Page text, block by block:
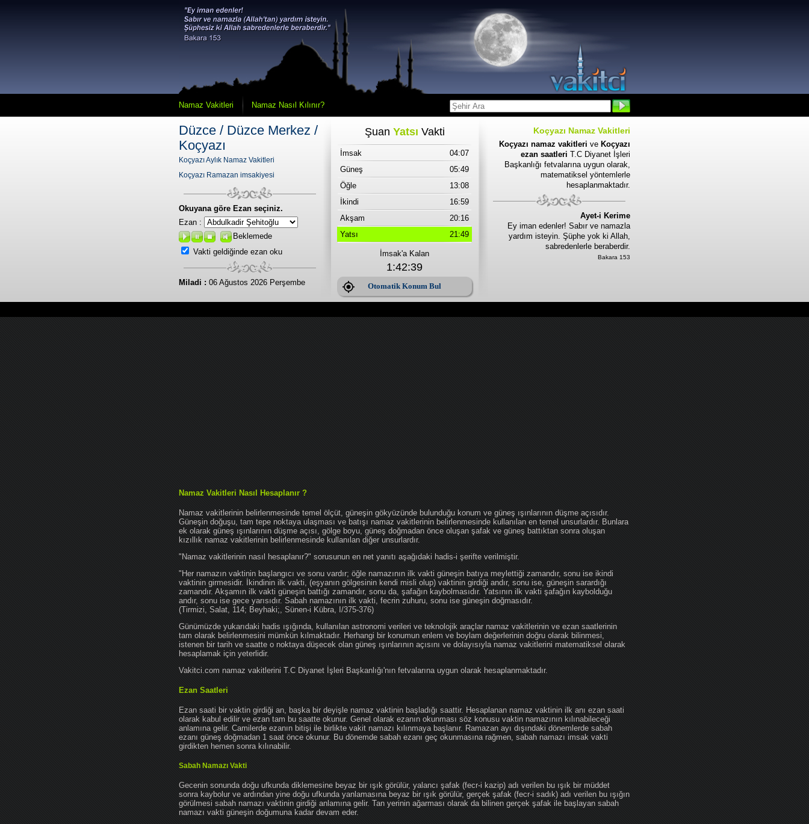
Namaz Vakitleri Namaz Nasıl Kılınır?
Düzce / Düzce Merkez /
Koçyazı
Koçyazı Aylık Namaz Vakitleri
Koçyazı Ramazan imsakiyesi
Okuyana göre Ezan seçiniz.
Ezan :
Beklemede
Vakti geldiğinde ezan oku
Miladi : 06 Ağustos 2026 Perşembe
Şuan Yatsı Vakti
İmsak
04:07
Güneş
05:49
Öğle
13:08
İkindi
16:59
Akşam
20:16
Yatsı
21:49
İmsak'a Kalan
1:42:39
Otomatik Konum Bul
Koçyazı Namaz Vakitleri
Koçyazı namaz vakitleri ve Koçyazı
ezan saatleri T.C Diyanet İşleri
Başkanlığı fetvalarına uygun olarak,
matematiksel yöntemlerle
hesaplanmaktadır.
Ayet-i Kerime
Ey iman edenler! Sabır ve namazla
yardım isteyin. Şüphe yok ki Allah,
sabredenlerle beraberdir.
Bakara 153
Namaz Vakitleri Nasıl Hesaplanır ?
Namaz vakitlerinin belirlenmesinde temel ölçüt, güneşin gökyüzünde bulunduğu konum ve güneş ışınlarının düşme açısıdır.
Güneşin doğuşu, tam tepe noktaya ulaşması ve batışı namaz vakitlerinin belirlenmesinde kullanılan en temel unsurlardır. Bunlara
ek olarak güneş ışınlarının düşme açısı, gölge boyu, güneş doğmadan önce oluşan şafak ve güneş battıktan sonra oluşan
kızıllık namaz vakitlerinin belirlenmesinde kullanılan diğer unsurlardır.
"Namaz vakitlerinin nasıl hesaplanır?" sorusunun en net yanıtı aşağıdaki hadis-i şerifte verilmiştir.
"Her namazın vaktinin başlangıcı ve sonu vardır; öğle namazının ilk vakti güneşin batıya meylettiği zamandır, sonu ise ikindi
vaktinin girmesidir. İkindinin ilk vakti, (eşyanın gölgesinin kendi misli olup) vaktinin girdiği andır, sonu ise, güneşin sarardığı
zamandır. Akşamın ilk vakti güneşin battığı zamandır, sonu da, şafağın kaybolmasıdır. Yatsının ilk vakti şafağın kaybolduğu
andır, sonu ise gece yarısıdır. Sabah namazının ilk vakti, fecrin zuhuru, sonu ise güneşin doğmasıdır.
(Tirmizi, Salat, 114; Beyhaki;, Sünen-i Kübra, I/375-376)
Günümüzde yukarıdaki hadis ışığında, kullanılan astronomi verileri ve teknolojik araçlar namaz vakitlerinin ve ezan saatlerinin
tam olarak belirlenmesini mümkün kılmaktadır. Herhangi bir konumun enlem ve boylam değerlerinin doğru olarak bilinmesi,
istenen bir tarih ve saatte o noktaya düşecek olan güneş ışınlarının açısını ve dolayısıyla namaz vakitlerini matematiksel olarak
hesaplamak için yeterlidir.
Vakitci.com namaz vakitlerini T.C Diyanet İşleri Başkanlığı'nın fetvalarına uygun olarak hesaplanmaktadır.
Ezan Saatleri
Ezan saati bir vaktin girdiği an, başka bir deyişle namaz vaktinin başladığı saattir. Hesaplanan namaz vaktinin ilk anı ezan saati
olarak kabul edilir ve ezan tam bu saatte okunur. Genel olarak ezanın okunması söz konusu vaktin namazının kılınabileceği
anlamına gelir. Camilerde ezanın bitişi ile birlikte vakit namazı kılınmaya başlanır. Ramazan ayı dışındaki dönemlerde sabah
ezanı güneş doğmadan 1 saat önce okunur. Bu dönemde sabah ezanı geç okunmasına rağmen, sabah namazı imsak vakti
girdikten hemen sonra kılınabilir.
Sabah Namazı Vakti
Gecenin sonunda doğu ufkunda diklemesine beyaz bir ışık görülür, yalancı şafak (fecr-i kazip) adı verilen bu ışık bir müddet
sonra kaybolur ve ardından yine doğu ufkunda yanlamasına beyaz bir ışık görülür, gerçek şafak (fecr-i sadık) adı verilen bu ışığın
görülmesi sabah namazı vaktinin girdiği anlamına gelir. Tan yerinin ağarması olarak da bilinen gerçek şafak ile başlayan sabah
namazı vakti güneşin doğumuna kadar devam eder.